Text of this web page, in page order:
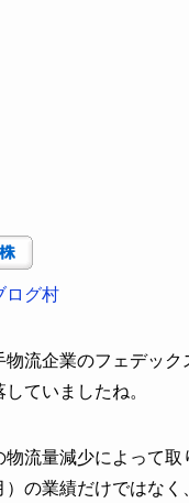
ログ村
物流企業のフェデッ
していましたね。
物流量減少によって
）の業績だけではな